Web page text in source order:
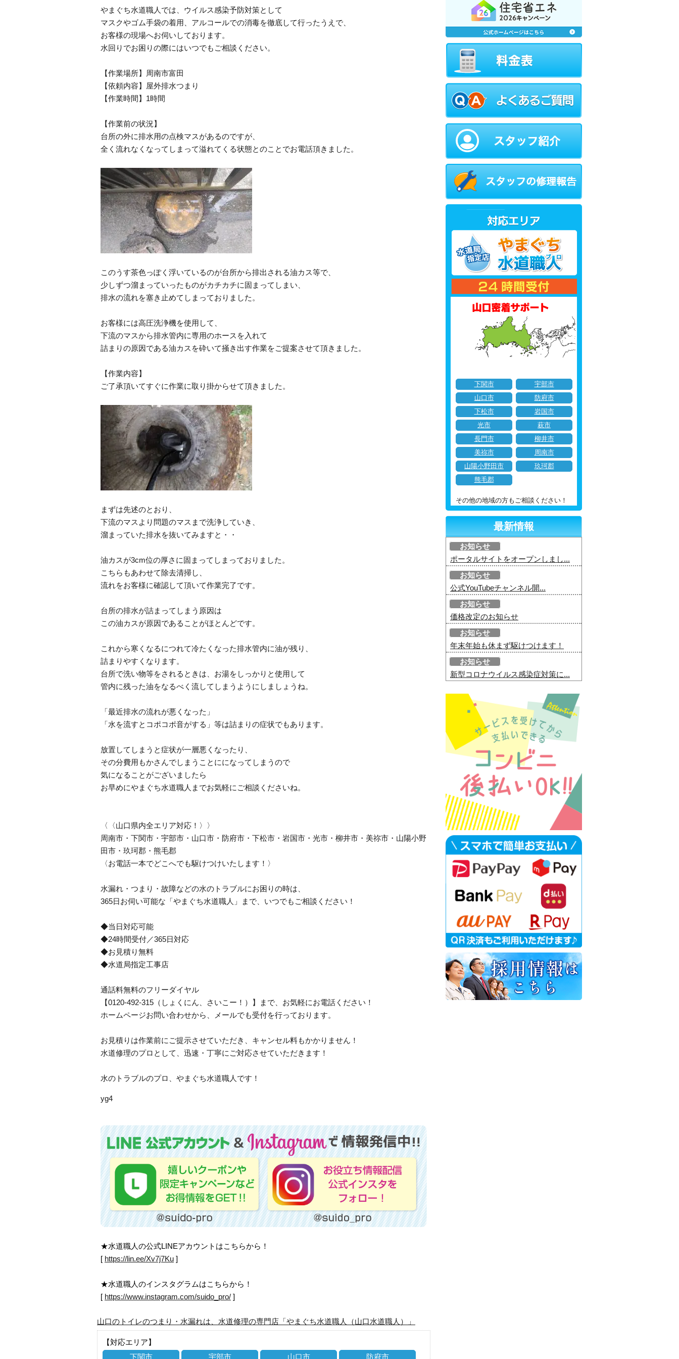
やまぐち水道職人では、ウイルス感染予防対策として
マスクやゴム手袋の着用、アルコールでの消毒を徹底して行ったうえで、
お客様の現場へお伺いしております。
水回りでお困りの際にはいつでもご相談ください。
【作業場所】周南市富田
【依頼内容】屋外排水つまり
【作業時間】1時間
【作業前の状況】
台所の外に排水用の点検マスがあるのですが、
全く流れなくなってしまって溢れてくる状態とのことでお電話頂きました。
このうす茶色っぽく浮いているのが台所から排出される油カス等で、
少しずつ溜まっていったものがカチカチに固まってしまい、
排水の流れを塞き止めてしまっておりました。
お客様には高圧洗浄機を使用して、
下流のマスから排水管内に専用のホースを入れて
詰まりの原因である油カスを砕いて掻き出す作業をご提案させて頂きました。
【作業内容】
ご了承頂いてすぐに作業に取り掛からせて頂きました。
まずは先述のとおり、
下流のマスより問題のマスまで洗浄していき、
溜まっていた排水を抜いてみますと・・
油カスが3cm位の厚さに固まってしまっておりました。
こちらもあわせて除去清掃し、
流れをお客様に確認して頂いて作業完了です。
台所の排水が詰まってしまう原因は
この油カスが原因であることがほとんどです。
これから寒くなるにつれて冷たくなった排水管内に油が残り、
詰まりやすくなります。
台所で洗い物等をされるときは、お湯をしっかりと使用して
管内に残った油をなるべく流してしまうようにしましょうね。
「最近排水の流れが悪くなった」
「水を流すとコポコポ音がする」等は詰まりの症状でもあります。
放置してしまうと症状が一層悪くなったり、
その分費用もかさんでしまうことにになってしまうので
気になることがございましたら
お早めにやまぐち水道職人までお気軽にご相談くださいね。
〈〈山口県内全エリア対応！〉〉
周南市・下関市・宇部市・山口市・防府市・下松市・岩国市・光市・柳井市・美祢市・山陽小野
田市・玖珂郡・熊毛郡
〈お電話一本でどこへでも駆けつけいたします！〉
水漏れ・つまり・故障などの水のトラブルにお困りの時は、
365日お伺い可能な「やまぐち水道職人」まで、いつでもご相談ください！
◆当日対応可能
◆24時間受付／365日対応
◆お見積り無料
◆水道局指定工事店
通話料無料のフリーダイヤル
【0120-492-315（しょくにん、さいこー！）】まで、お気軽にお電話ください！
ホームページお問い合わせから、メールでも受付を行っております。
お見積りは作業前にご提示させていただき、キャンセル料もかかりません！
水道修理のプロとして、迅速・丁寧にご対応させていただきます！
水のトラブルのプロ、やまぐち水道職人です！
yg4
★水道職人の公式LINEアカウントはこちらから！
[ https://lin.ee/Xv7j7Ku ]
★水道職人のインスタグラムはこちらから！
[ https://www.instagram.com/suido_pro/ ]
山口のトイレのつまり・水漏れは、水道修理の専門店「やまぐち水道職人（山口水道職人）」
【対応エリア】
下関市
宇部市 山口市 防府市
下関市
宇部市
山口市
防府市
下松市
岩国市
光市
萩市
長門市
柳井市
美祢市
周南市
山陽小野田市
玖珂郡
熊毛郡
その他の地域の方もご相談ください！
最新情報
お知らせ
ポータルサイトをオープンしまし...
お知らせ
公式YouTubeチャンネル開...
お知らせ
価格改定のお知らせ
お知らせ
年末年始も休まず駆けつけます！
お知らせ
新型コロナウイルス感染症対策に...